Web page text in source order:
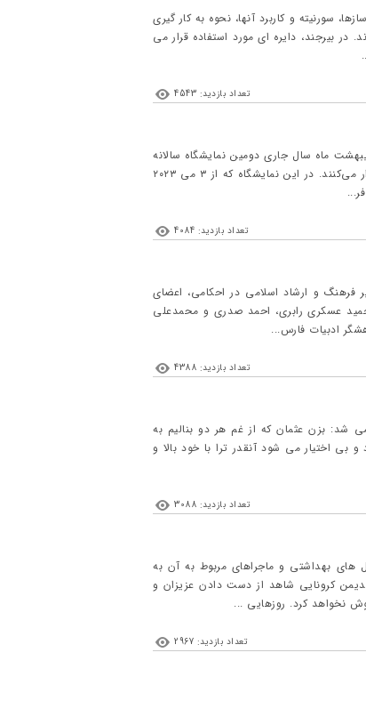
سورنیته و کاربرد آنها، نحوه به کار گیری
بیرجند، دایره ای مورد استفاده قرار می
تعداد بازدید: 4543
ماه سال جاری دومین نمایشگاه سالانه
عکس انجمن فرهنگی هنری گیلارت فرانسه را با موضوع «موسیقی در زندگی اقوام ایرانی» در شهر رِن فرانسه برگزار می‌کنند. در این نمایشگاه که از ۳ می ۲۰۲۳
تعداد بازدید: 4084
فرهنگ و ارشاد اسلامی در احکامی، اعضای
حمید عسکری رابری، احمد صدری و محمدعلی
ادبیات فارس...
تعداد بازدید: 4388
با این عبارت آغازمی شد: بزن عثمان که از غم هر دو بنالیم به
و بى‏ اختیار مى ‏شود آنقدر ترا با خود بالا و
تعداد بازدید: 3088
های بهداشتی و ماجراهای مربوط به آن به
کرونایی شاهد از دست دادن عزیزان و
نخواهد کرد. روزهایی ...
تعداد بازدید: 2967